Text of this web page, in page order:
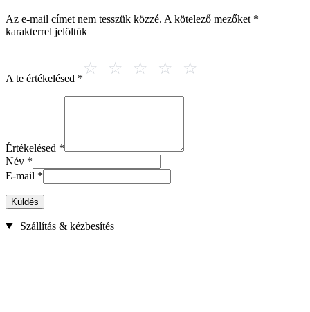
Az e-mail címet nem tesszük közzé. A kötelező mezőket *
karakterrel jelöltük
A te értékelésed *
Értékelésed *
Név *
E-mail *
Küldés
Szállítás & kézbesítés